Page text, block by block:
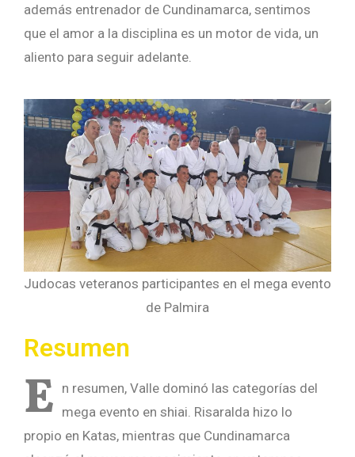
además entrenador de Cundinamarca, sentimos
que el amor a la disciplina es un motor de vida, un
aliento para seguir adelante.
Judocas veteranos participantes en el mega evento
de Palmira
Resumen
E n resumen, Valle dominó las categorías del
mega evento en shiai. Risaralda hizo lo
propio en Katas, mientras que Cundinamarca